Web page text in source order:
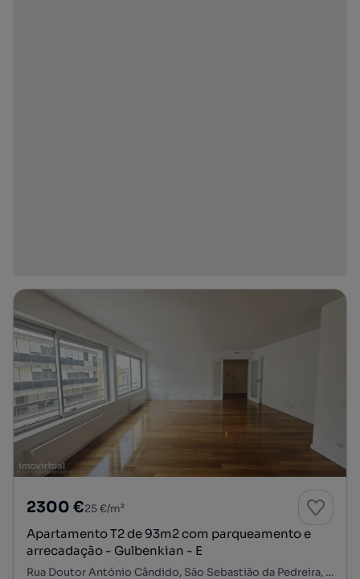
2300 €25 €/m²
Apartamento T2 de 93m2 com parqueamento e
arrecadação - Gulbenkian - E
Rua Doutor António Cândido, São Sebastião da Pedreira, Avenidas Novas, Lisboa, Lisboa